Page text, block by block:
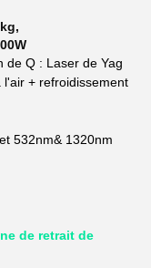
,
de Q : Laser de Yag
l'air + refroidissement
532nm& 1320nm
de retrait de